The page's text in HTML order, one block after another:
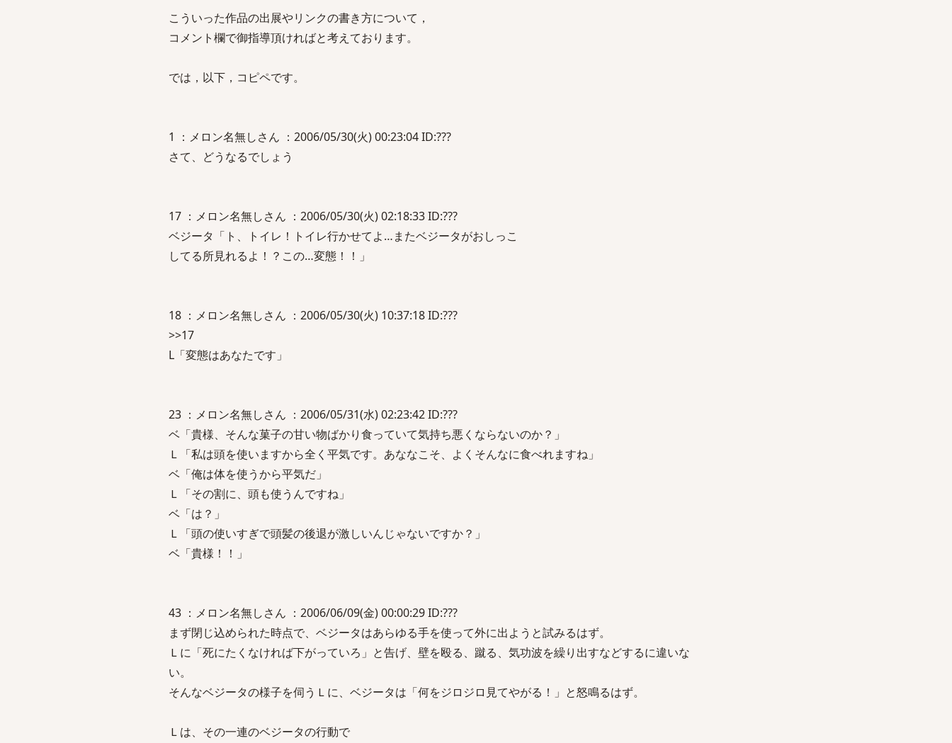
こういった作品の出展やリンクの書き方について，
コメント欄で御指導頂ければと考えております。
では，以下，コピペです。
1 ：メロン名無しさん ：2006/05/30(火) 00:23:04 ID:???
さて、どうなるでしょう
17 ：メロン名無しさん ：2006/05/30(火) 02:18:33 ID:???
ベジータ「ト、トイレ！トイレ行かせてよ…またベジータがおしっこ
してる所見れるよ！？この…変態！！」
18 ：メロン名無しさん ：2006/05/30(火) 10:37:18 ID:???
>>17
L「変態はあなたです」
23 ：メロン名無しさん ：2006/05/31(水) 02:23:42 ID:???
ベ「貴様、そんな菓子の甘い物ばかり食っていて気持ち悪くならないのか？」
Ｌ「私は頭を使いますから全く平気です。あななこそ、よくそんなに食べれますね」
ベ「俺は体を使うから平気だ」
Ｌ「その割に、頭も使うんですね」
ベ「は？」
Ｌ「頭の使いすぎで頭髪の後退が激しいんじゃないですか？」
ベ「貴様！！」
43 ：メロン名無しさん ：2006/06/09(金) 00:00:29 ID:???
まず閉じ込められた時点で、ベジータはあらゆる手を使って外に出ようと試みるはず。
Ｌに「死にたくなければ下がっていろ」と告げ、壁を殴る、蹴る、気功波を繰り出すなどするに違いな
い。
そんなベジータの様子を伺うＬに、ベジータは「何をジロジロ見てやがる！」と怒鳴るはず。
Ｌは、その一連のベジータの行動で